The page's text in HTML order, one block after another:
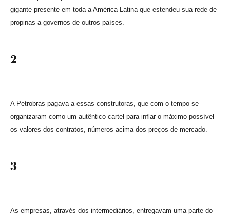
gigante presente em toda a América Latina que estendeu sua rede de
propinas a governos de outros países.
2
A Petrobras pagava a essas construtoras, que com o tempo se
organizaram como um autêntico cartel para inflar o máximo possível
os valores dos contratos, números acima dos preços de mercado.
3
As empresas, através dos intermediários, entregavam uma parte do